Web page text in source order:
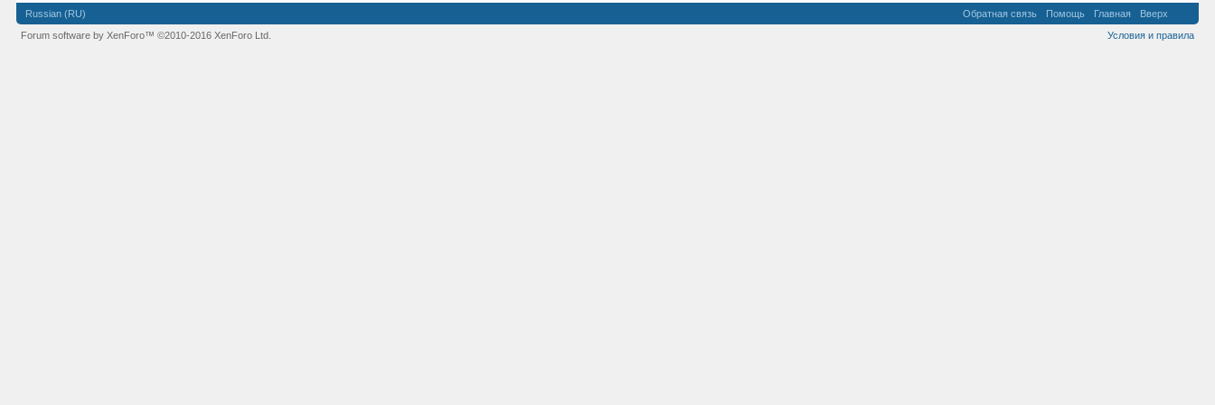
Russian (RU) Обратная связь Помощь Главная
Вверх
Условия и правила
Forum software by XenForo™©2010-2016 XenForo Ltd.